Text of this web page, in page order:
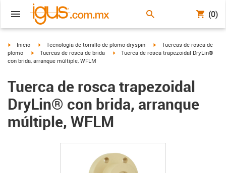
(0)
igus-icon-arrow-right
Inicio igus-icon-arrow-right
Tecnología de tornillo de plomo dryspin igus-icon-arrow-right
Tuercas de rosca de
plomo
igus-icon-arrow-right
Tuercas de rosca de brida igus-icon-arrow-right
Tuerca de rosca trapezoidal DryLin®
con brida, arranque múltiple, WFLM
Tuerca de rosca trapezoidal
DryLin® con brida, arranque
múltiple, WFLM